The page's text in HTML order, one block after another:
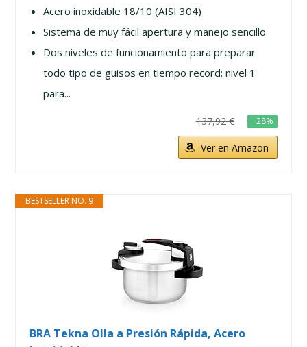
Acero inoxidable 18/10 (AISI 304)
Sistema de muy fácil apertura y manejo sencillo
Dos niveles de funcionamiento para preparar
todo tipo de guisos en tiempo record; nivel 1
para...
137,92 € −28%
Ver en Amazon
BESTSELLER NO. 9
BRA Tekna Olla a Presión Rápida, Acero